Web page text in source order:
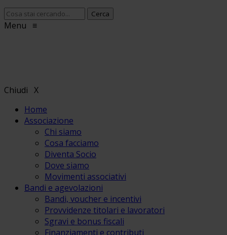
Menu ≡
Chiudi X
Home
Associazione
Chi siamo
Cosa facciamo
Diventa Socio
Dove siamo
Movimenti associativi
Bandi e agevolazioni
Bandi, voucher e incentivi
Provvidenze titolari e lavoratori
Sgravi e bonus fiscali
Finanziamenti e contributi